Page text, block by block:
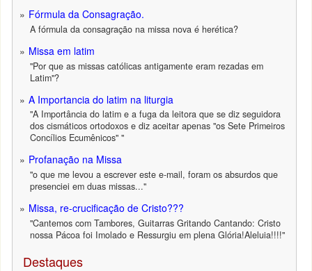
Fórmula da Consagração.
A fórmula da consagração na missa nova é herética?
Missa em latim
"Por que as missas católicas antigamente eram rezadas em
Latim"?
A Importancia do latim na liturgia
"A Importância do latim e a fuga da leitora que se diz seguidora
dos cismáticos ortodoxos e diz aceitar apenas "os Sete Primeiros
Concílios Ecumênicos" "
Profanação na Missa
"o que me levou a escrever este e-mail, foram os absurdos que
presenciei em duas missas..."
Missa, re-crucificação de Cristo???
"Cantemos com Tambores, Guitarras Gritando Cantando: Cristo
nossa Pácoa foi Imolado e Ressurgiu em plena Glória!Aleluia!!!!"
Destaques